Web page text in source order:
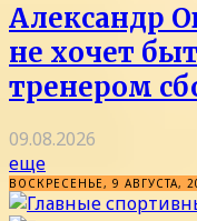
Александр
не хочет
тренером
09.08.2026
еще
ВОСКРЕСЕНЬЕ, 9 АВГУСТА,